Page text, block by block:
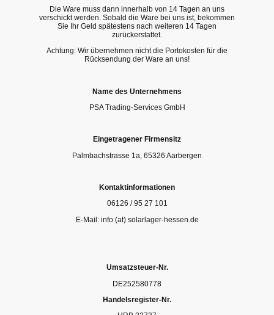
Die Ware muss dann innerhalb von 14 Tagen an uns
verschickt werden. Sobald die Ware bei uns ist, bekommen
Sie Ihr Geld spätestens nach weiteren 14 Tagen
zurückerstattet.
Achtung: Wir übernehmen nicht die Portokosten für die
Rücksendung der Ware an uns!
Name des Unternehmens
PSA Trading-Services GmbH
Eingetragener Firmensitz
Palmbachstrasse 1a, 65326 Aarbergen
Kontaktinformationen
06126 / 95 27 101
E-Mail: info (at) solarlager-hessen.de
Umsatzsteuer-Nr.
DE252580778
Handelsregister-Nr.